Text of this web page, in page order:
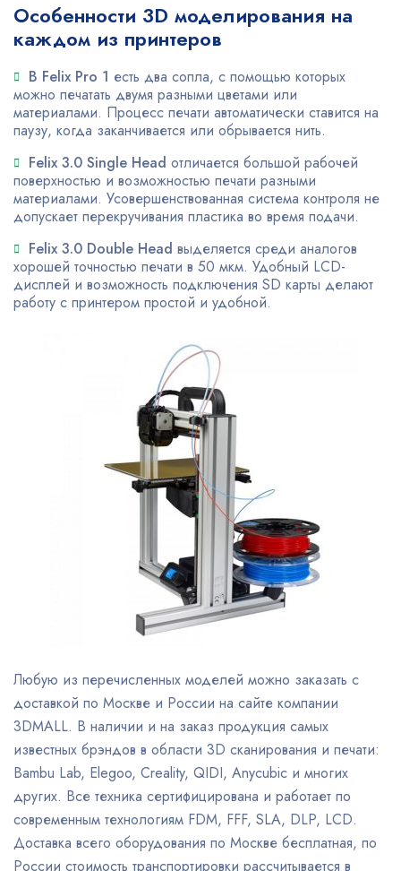
Особенности 3D моделирования на
каждом из принтеров
В Felix Pro 1 есть два сопла, с помощью которых
можно печатать двумя разными цветами или
материалами. Процесс печати автоматически ставится на
паузу, когда заканчивается или обрывается нить.
Felix 3.0 Single Head отличается большой рабочей
поверхностью и возможностью печати разными
материалами. Усовершенствованная система контроля не
допускает перекручивания пластика во время подачи.
Felix 3.0 Double Head выделяется среди аналогов
хорошей точностью печати в 50 мкм. Удобный LCD-
дисплей и возможность подключения SD карты делают
работу с принтером простой и удобной.
Любую из перечисленных моделей можно заказать с
доставкой по Москве и России на сайте компании
3DMALL. В наличии и на заказ продукция самых
известных брэндов в области 3D сканирования и печати:
Bambu Lab, Elegoo, Creality, QIDI, Anycubic и многих
других. Все техника сертифицирована и работает по
современным технологиям FDM, FFF, SLA, DLP, LCD.
Доставка всего оборудования по Москве бесплатная, по
России стоимость транспортировки рассчитывается в